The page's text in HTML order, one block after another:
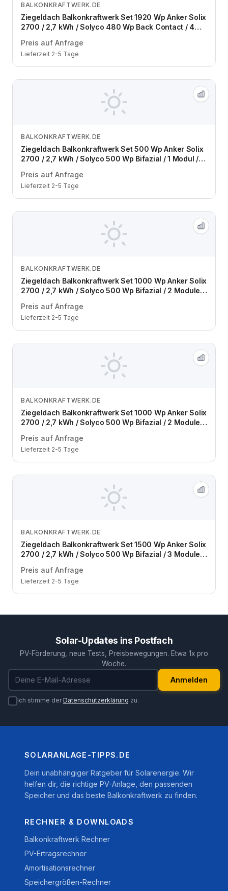
Zum Angebot
BALKONKRAFTWERK.DE
Ziegeldach Balkonkraftwerk Set 1920 Wp Anker Solix
2700 / 2,7 kWh / Solyco 480 Wp Back Contact / 4
Preis auf Anfrage
Lieferzeit 2-5 Tage
Zum Angebot
BALKONKRAFTWERK.DE
Ziegeldach Balkonkraftwerk Set 500 Wp Anker Solix
2700 / 2,7 kWh / Solyco 500 Wp Bifazial / 1 Modul /
Preis auf Anfrage
Lieferzeit 2-5 Tage
Zum Angebot
BALKONKRAFTWERK.DE
Ziegeldach Balkonkraftwerk Set 1000 Wp Anker Solix
2700 / 2,7 kWh / Solyco 500 Wp Bifazial / 2 Module /
Preis auf Anfrage
Lieferzeit 2-5 Tage
Zum Angebot
BALKONKRAFTWERK.DE
Ziegeldach Balkonkraftwerk Set 1000 Wp Anker Solix
2700 / 2,7 kWh / Solyco 500 Wp Bifazial / 2 Module /
Preis auf Anfrage
Lieferzeit 2-5 Tage
Zum Angebot
BALKONKRAFTWERK.DE
Ziegeldach Balkonkraftwerk Set 1500 Wp Anker Solix
2700 / 2,7 kWh / Solyco 500 Wp Bifazial / 3 Module /
Preis auf Anfrage
Lieferzeit 2-5 Tage
Solar-Updates ins Postfach
PV-Förderung, neue Tests, Preisbewegungen. Etwa 1x pro
Woche.
E-Mail-Adresse
Anmelden
Ich stimme derDatenschutzerklärung zu.
SOLARANLAGE-TIPPS.DE
Dein unabhängiger Ratgeber für Solarenergie. Wir
helfen dir, die richtige PV-Anlage, den passenden
Speicher und das beste Balkonkraftwerk zu finden.
RECHNER & DOWNLOADS
Balkonkraftwerk Rechner
PV-Ertragsrechner
Amortisationsrechner
Speichergrößen-Rechner